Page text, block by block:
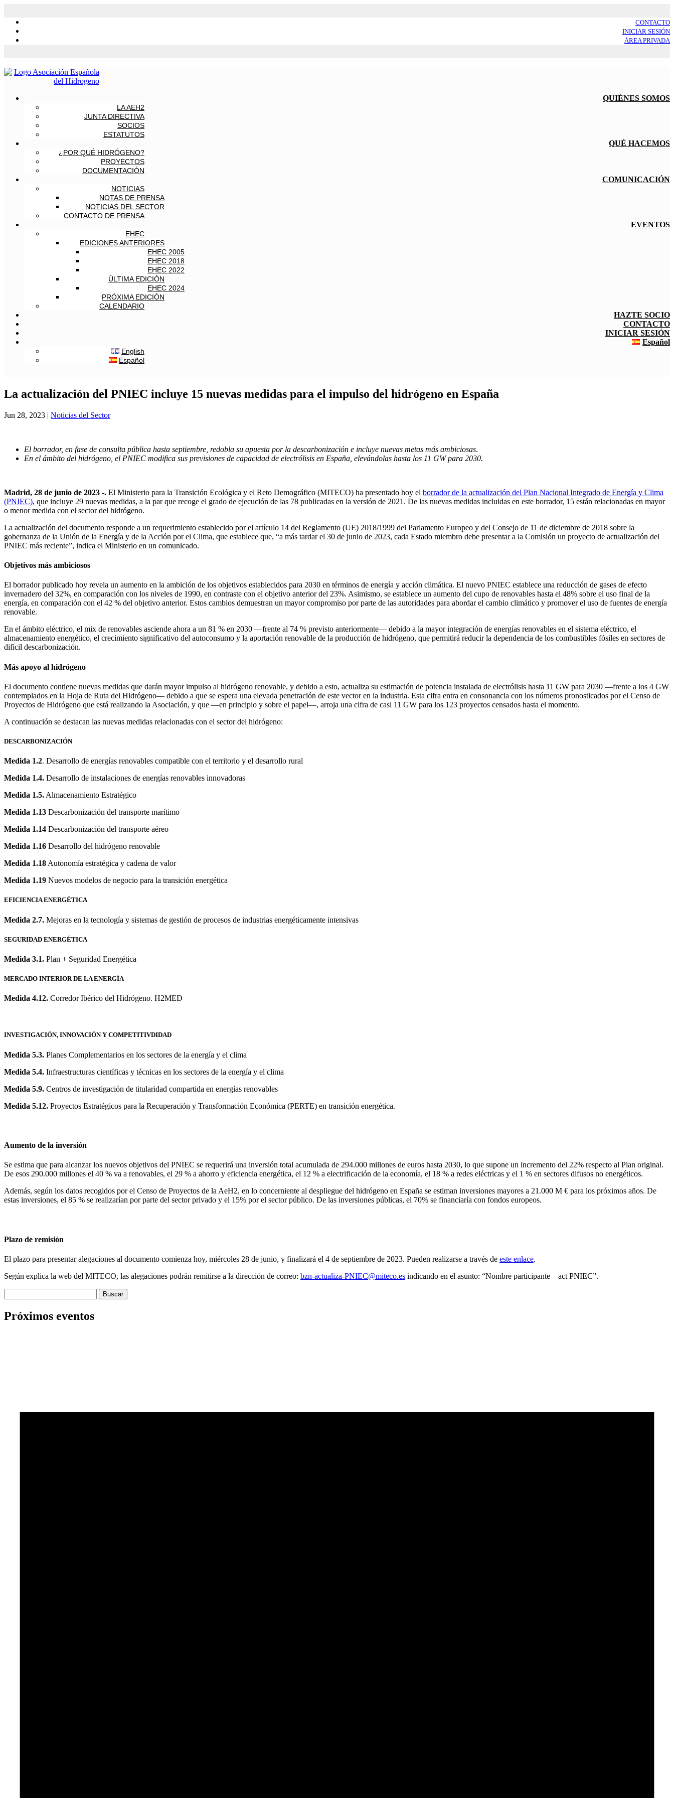
CONTACTO
INICIAR SESIÓN
ÁREA PRIVADA
QUIÉNES SOMOS
LA AEH2
JUNTA DIRECTIVA
SOCIOS
ESTATUTOS
QUÉ HACEMOS
¿POR QUÉ HIDRÓGENO?
PROYECTOS
DOCUMENTACIÓN
COMUNICACIÓN
NOTICIAS
NOTAS DE PRENSA
NOTICIAS DEL SECTOR
CONTACTO DE PRENSA
EVENTOS
EHEC
EDICIONES ANTERIORES
EHEC 2005
EHEC 2018
EHEC 2022
ÚLTIMA EDICIÓN
EHEC 2024
PRÓXIMA EDICIÓN
CALENDARIO
HAZTE SOCIO
CONTACTO
INICIAR SESIÓN
Español
English
Español
La actualización del PNIEC incluye 15 nuevas medidas para el impulso del hidrógeno en España
Jun 28, 2023 | Noticias del Sector
El borrador, en fase de consulta pública hasta septiembre, redobla su apuesta por la descarbonización e incluye nuevas metas más ambiciosas.
En el ámbito del hidrógeno, el PNIEC modifica sus previsiones de capacidad de electrólisis en España, elevándolas hasta los 11 GW para 2030.
Madrid, 28 de junio de 2023 -. El Ministerio para la Transición Ecológica y el Reto Demográfico (MITECO) ha presentado hoy el borrador de la actualización del Plan Nacional Integrado de Energía y Clima
(PNIEC), que incluye 29 nuevas medidas, a la par que recoge el grado de ejecución de las 78 publicadas en la versión de 2021. De las nuevas medidas incluidas en este borrador, 15 están relacionadas en mayor
o menor medida con el sector del hidrógeno.
La actualización del documento responde a un requerimiento establecido por el artículo 14 del Reglamento (UE) 2018/1999 del Parlamento Europeo y del Consejo de 11 de diciembre de 2018 sobre la
gobernanza de la Unión de la Energía y de la Acción por el Clima, que establece que, “a más tardar el 30 de junio de 2023, cada Estado miembro debe presentar a la Comisión un proyecto de actualización del
PNIEC más reciente”, indica el Ministerio en un comunicado.
Objetivos más ambiciosos
El borrador publicado hoy revela un aumento en la ambición de los objetivos establecidos para 2030 en términos de energía y acción climática. El nuevo PNIEC establece una reducción de gases de efecto
invernadero del 32%, en comparación con los niveles de 1990, en contraste con el objetivo anterior del 23%. Asimismo, se establece un aumento del cupo de renovables hasta el 48% sobre el uso final de la
energía, en comparación con el 42 % del objetivo anterior. Estos cambios demuestran un mayor compromiso por parte de las autoridades para abordar el cambio climático y promover el uso de fuentes de energía
renovable.
En el ámbito eléctrico, el mix de renovables asciende ahora a un 81 % en 2030 —frente al 74 % previsto anteriormente— debido a la mayor integración de energías renovables en el sistema eléctrico, el
almacenamiento energético, el crecimiento significativo del autoconsumo y la aportación renovable de la producción de hidrógeno, que permitirá reducir la dependencia de los combustibles fósiles en sectores de
difícil descarbonización.
Más apoyo al hidrógeno
El documento contiene nuevas medidas que darán mayor impulso al hidrógeno renovable, y debido a esto, actualiza su estimación de potencia instalada de electrólisis hasta 11 GW para 2030 —frente a los 4 GW
contemplados en la Hoja de Ruta del Hidrógeno— debido a que se espera una elevada penetración de este vector en la industria. Esta cifra entra en consonancia con los números pronosticados por el Censo de
Proyectos de Hidrógeno que está realizando la Asociación, y que —en principio y sobre el papel—, arroja una cifra de casi 11 GW para los 123 proyectos censados hasta el momento.
A continuación se destacan las nuevas medidas relacionadas con el sector del hidrógeno:
DESCARBONIZACIÓN
Medida 1.2. Desarrollo de energías renovables compatible con el territorio y el desarrollo rural
Medida 1.4. Desarrollo de instalaciones de energías renovables innovadoras
Medida 1.5. Almacenamiento Estratégico
Medida 1.13 Descarbonización del transporte marítimo
Medida 1.14 Descarbonización del transporte aéreo
Medida 1.16 Desarrollo del hidrógeno renovable
Medida 1.18 Autonomía estratégica y cadena de valor
Medida 1.19 Nuevos modelos de negocio para la transición energética
EFICIENCIA ENERGÉTICA
Medida 2.7. Mejoras en la tecnología y sistemas de gestión de procesos de industrias energéticamente intensivas
SEGURIDAD ENERGÉTICA
Medida 3.1. Plan + Seguridad Energética
MERCADO INTERIOR DE LA ENERGÍA
Medida 4.12. Corredor Ibérico del Hidrógeno. H2MED
INVESTIGACIÓN, INNOVACIÓN Y COMPETITIVDIDAD
Medida 5.3. Planes Complementarios en los sectores de la energía y el clima
Medida 5.4. Infraestructuras científicas y técnicas en los sectores de la energía y el clima
Medida 5.9. Centros de investigación de titularidad compartida en energías renovables
Medida 5.12. Proyectos Estratégicos para la Recuperación y Transformación Económica (PERTE) en transición energética.
Aumento de la inversión
Se estima que para alcanzar los nuevos objetivos del PNIEC se requerirá una inversión total acumulada de 294.000 millones de euros hasta 2030, lo que supone un incremento del 22% respecto al Plan original.
De esos 290.000 millones el 40 % va a renovables, el 29 % a ahorro y eficiencia energética, el 12 % a electrificación de la economía, el 18 % a redes eléctricas y el 1 % en sectores difusos no energéticos.
Además, según los datos recogidos por el Censo de Proyectos de la AeH2, en lo concerniente al despliegue del hidrógeno en España se estiman inversiones mayores a 21.000 M € para los próximos años. De
estas inversiones, el 85 % se realizarían por parte del sector privado y el 15% por el sector público. De las inversiones públicas, el 70% se financiaría con fondos europeos.
Plazo de remisión
El plazo para presentar alegaciones al documento comienza hoy, miércoles 28 de junio, y finalizará el 4 de septiembre de 2023. Pueden realizarse a través de este enlace.
Según explica la web del MITECO, las alegaciones podrán remitirse a la dirección de correo: bzn-actualiza-PNIEC@miteco.es indicando en el asunto: “Nombre participante – act PNIEC”.
Próximos eventos